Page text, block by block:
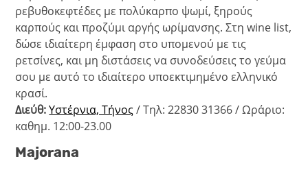
ρεβυθοκεφτέδες με πολύκαρπο ψωμί, ξηρούς
καρπούς και προζύμι αργής ωρίμανσης. Στη wine list,
δώσε ιδιαίτερη έμφαση στο υπομενού με τις
ρετσίνες, και μη διστάσεις να συνοδεύσεις το γεύμα
σου με αυτό το ιδιαίτερο υποεκτιμημένο ελληνικό
κρασί.
Διεύθ:Υστέρνια, Τήνος/ Τηλ: 22830 31366 / Ωράριο:
καθημ. 12:00-23.00
Majorana